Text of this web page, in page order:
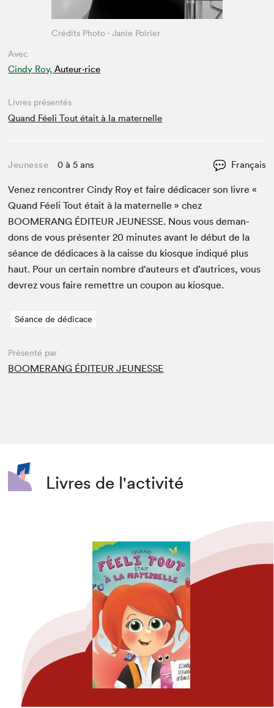
Avec
Cindy Roy, Auteur·rice
Crédits Photo - Janie Poirier
Livres présentés
Quand Féeli Tout était à la maternelle
Jeunesse 0 à 5 ans Français
Venez ren­con­tr­er Cindy Roy et faire dédi­cac­er son livre «
Quand Féeli Tout était à la mater­nelle » chez
BOOMERANG ÉDI­TEUR JEUNESSE. Nous vous deman­
dons de vous présen­ter20 min­utes avant le début de la
séance de dédi­caces à la caisse du kiosque indiqué plus
haut. Pour un cer­tain nom­bre d’auteurs et d’autrices, vous
devrez vous faire remet­tre un coupon au kiosque.
Séance de dédicace
Présenté par
BOOMERANG ÉDITEUR JEUNESSE
Livres de l'activité